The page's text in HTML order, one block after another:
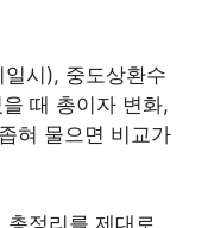
시), 중도상환수
때 총이자 변화,
혀 물으면 비교가
총정리를 제대로